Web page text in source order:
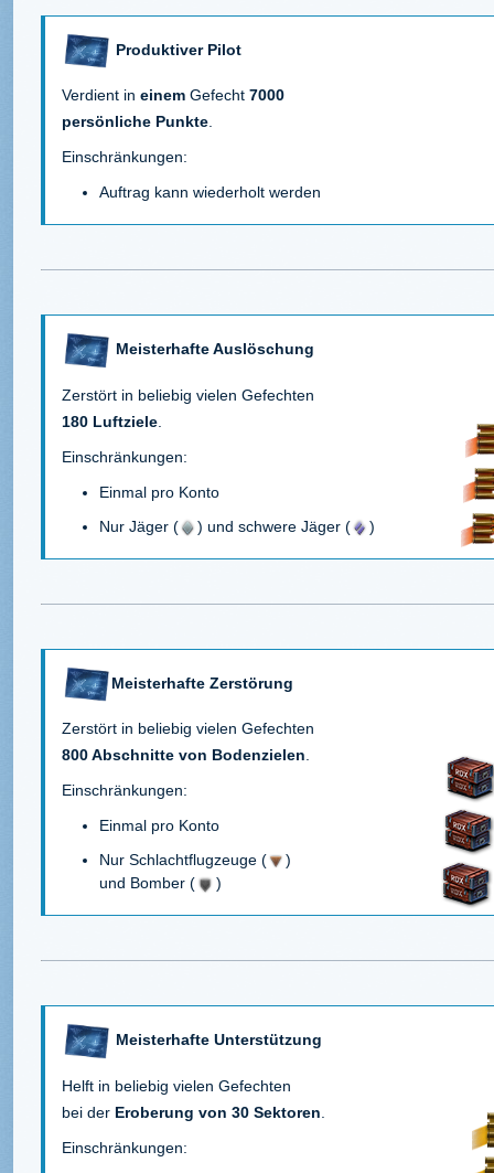
Produktiver Pilot
Verdient in einem Gefecht 7000
persönliche Punkte.
Einschränkungen:
Auftrag kann wiederholt werden
Meisterhafte Auslöschung
Zerstört in beliebig vielen Gefechten
180 Luftziele
Einschränkungen:
Einmal pro Konto
Nur Jäger (
) und schwere Jäger ( )
Meisterhafte Zerstörung
Zerstört in beliebig vielen Gefechten
800 Abschnitte von Bodenzielen.
Einschränkungen:
Einmal pro Konto
Nur Schlachtflugzeuge (
)
und Bomber (
)
Meisterhafte Unterstützung
Helft in beliebig vielen Gefechten
bei der Eroberung von 30 Sektoren
Einschränkungen: